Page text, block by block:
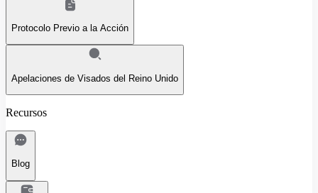
Protocolo Previo a la Acción
Apelaciones de Visados del Reino Unido
Recursos
Blog